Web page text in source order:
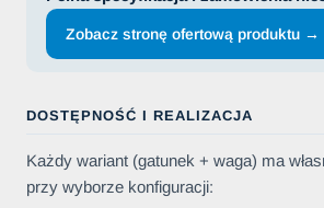
Zobacz stronę ofertową produktu →
DOSTĘPNOŚĆ I REALIZACJA
Każdy wariant (gatunek + waga) ma
przy wyborze konfiguracji: